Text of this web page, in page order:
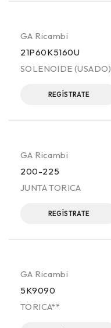
GA Ricambi
21P60K5160U
SOLENOIDE (USADO)
REGÍSTRATE
GA Ricambi
200-225
JUNTA TORICA
REGÍSTRATE
GA Ricambi
5K9090
TORICA**